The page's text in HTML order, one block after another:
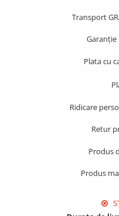
Transport
Garanție
Plata cu
Ridicare
Retur
Produs
Produs